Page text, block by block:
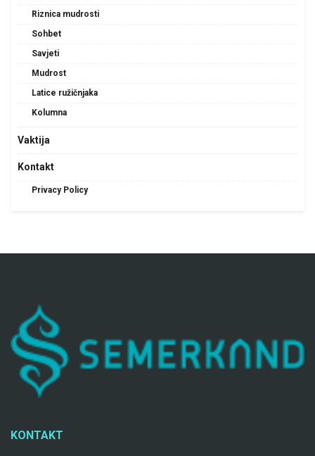
Riznica mudrosti
Sohbet
Savjeti
Mudrost
Latice ružičnjaka
Kolumna
Vaktija
Kontakt
Privacy Policy
KONTAKT